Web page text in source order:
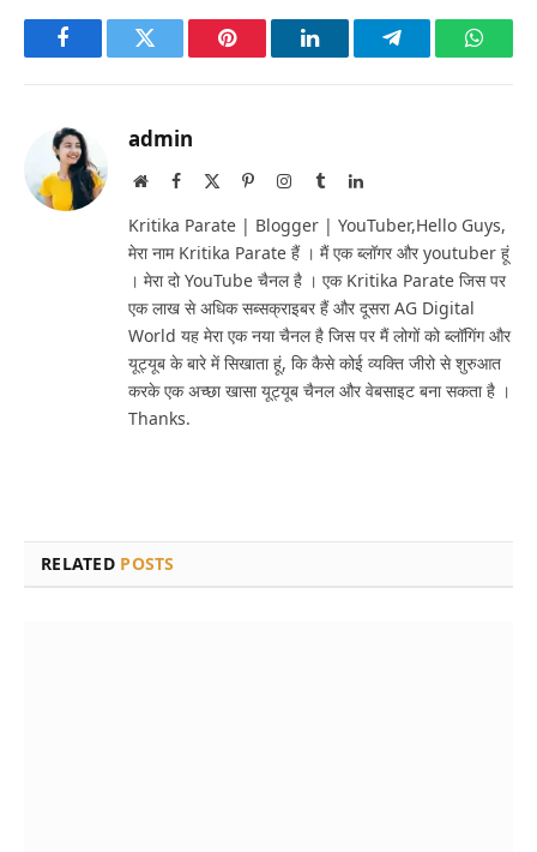
FacebookTwitter Pinterest LinkedInTelegram
admin
WebsiteFacebook PinterestInstagram
TumblrLinkedIn
Kritika Parate | Blogger | YouTuber,Hello Guys,
मेरा नाम Kritika Parate हैं । मैं एक ब्लॉगर और youtuber हूं
। मेरा दो YouTube चैनल है । एक Kritika Parate जिस पर
एक लाख से अधिक सब्सक्राइबर हैं और दूसरा AG Digital
World यह मेरा एक नया चैनल है जिस पर मैं लोगों को ब्लॉगिंग और
यूट्यूब के बारे में सिखाता हूं, कि कैसे कोई व्यक्ति जीरो से शुरुआत
करके एक अच्छा खासा यूट्यूब चैनल और वेबसाइट बना सकता है ।
Thanks.
RELATED POSTS